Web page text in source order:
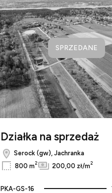
SPRZEDANE
Działka na sprzedaż
Serock (gw), Jachranka
800 m2 200,00 zł/m2
PKA-GS-16